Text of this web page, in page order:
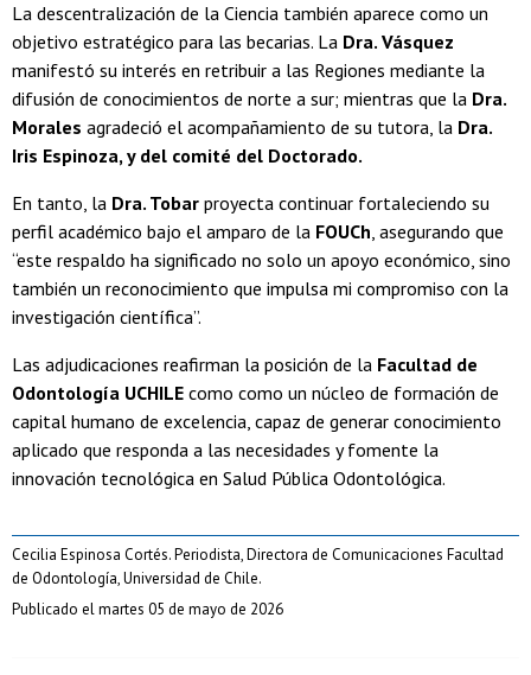
La descentralización de la Ciencia también aparece como un
objetivo estratégico para las becarias. La Dra. Vásquez
manifestó su interés en retribuir a las Regiones mediante la
difusión de conocimientos de norte a sur; mientras que la Dra.
Morales agradeció el acompañamiento de su tutora, la Dra.
Iris Espinoza, y del comité del Doctorado.
En tanto, la Dra. Tobar proyecta continuar fortaleciendo su
perfil académico bajo el amparo de la FOUCh, asegurando que
“este respaldo ha significado no solo un apoyo económico, sino
también un reconocimiento que impulsa mi compromiso con la
investigación científica”.
Las adjudicaciones reafirman la posición de la Facultad de
Odontología UCHILE como como un núcleo de formación de
capital humano de excelencia, capaz de generar conocimiento
aplicado que responda a las necesidades y fomente la
innovación tecnológica en Salud Pública Odontológica.
Cecilia Espinosa Cortés. Periodista, Directora de Comunicaciones Facultad
de Odontología, Universidad de Chile.
Publicado el martes 05 de mayo de 2026